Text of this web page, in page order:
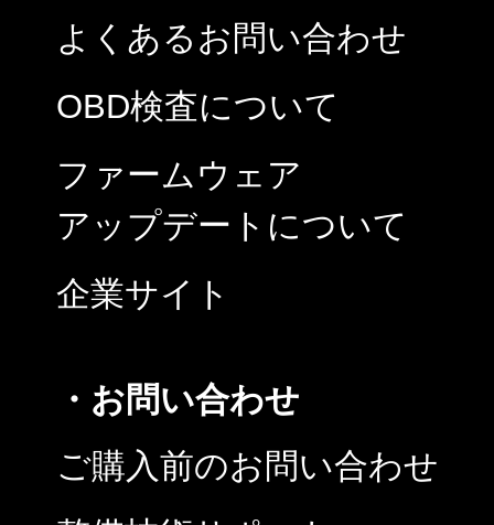
よくあるお問い合わせ
OBD検査について
ファームウェア
アップデートについて
企業サイト
・お問い合わせ
ご購入前のお問い合わせ